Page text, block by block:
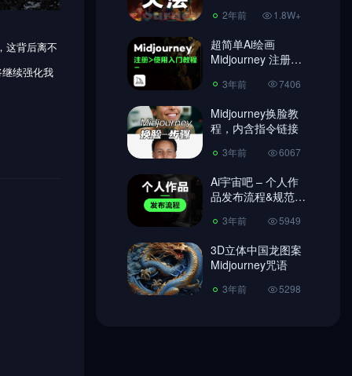
这背后离不
续强化我
Midjourney换脸教
程，内含指令链接
3年前
Ai宇宙吧 – 个人作
品发布流程&规范
【必读】
3年前 5949
3D立体中国龙图案
Midjourney咒语
3年前 5298
如！2年前 1.8W+
超简单Ai绘画
Midjourney 注册教
3年前 7406
Midjourney换脸教
程，内含指令链接
3年前 6067
Ai宇宙吧 – 个人作
品发布流程&规范
3年前 5949
3D立体中国龙图案
Midjourney咒语
3年前 5298